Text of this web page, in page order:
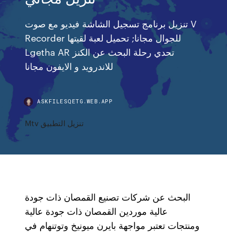
تنزيل برنامج تسجيل الشاشة فيديو مع صوت V
Recorder للجوال مجانا; تحميل لعبة لقيتها
Lgetha AR تحدي رحلة البحث عن الكنز
للاندرويد و الايفون مجانا
ASKFILESQETG.WEB.APP
Mtv تنزيل التطبيق
البحث عن شركات تصنيع القمصان ذات جودة
عالية موردين القمصان ذات جودة عالية
ومنتجات تعتبر مواجهة بايرن ميونيخ وتوتنهام في